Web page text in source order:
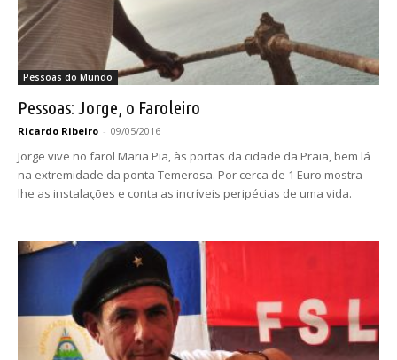
Pessoas do Mundo
Pessoas: Jorge, o Faroleiro
Ricardo Ribeiro - 09/05/2016
Jorge vive no farol Maria Pia, às portas da cidade da Praia, bem lá
na extremidade da ponta Temerosa. Por cerca de 1 Euro mostra-
lhe as instalações e conta as incríveis peripécias de uma vida.